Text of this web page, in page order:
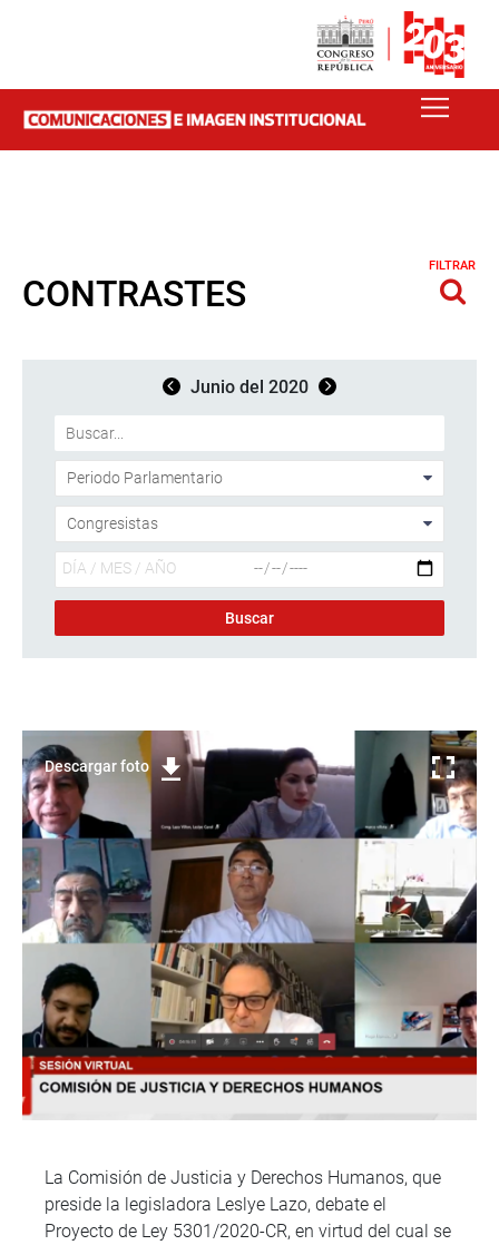
CONTRASTES
FILTRAR
Junio del 2020
Descargar foto
La Comisión de Justicia y Derechos Humanos, que
preside la legisladora Leslye Lazo, debate el
Proyecto de Ley 5301/2020-CR, en virtud del cual se